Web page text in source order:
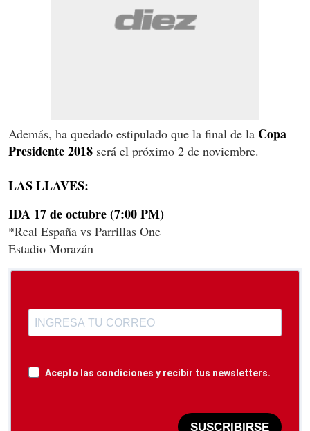
Además, ha quedado estipulado que la final de la Copa
Presidente 2018 será el próximo 2 de noviembre.
LAS LLAVES:
IDA 17 de octubre (7:00 PM)
*Real España vs Parrillas One
Estadio Morazán
Acepto las condiciones y recibir tus newsletters.
SUSCRIBIRSE